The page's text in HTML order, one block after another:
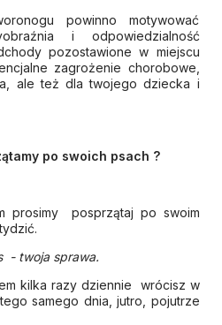
powinno motywować
i odpowiedzialność
pozostawione w miejscu
zagrożenie chorobowe,
ale też dla twojego dziecka i
po swoich psach ?
prosimy posprzątaj po swoim
- twoja sprawa.
kilka razy dziennie wrócisz w
samego dnia, jutro, pojutrze